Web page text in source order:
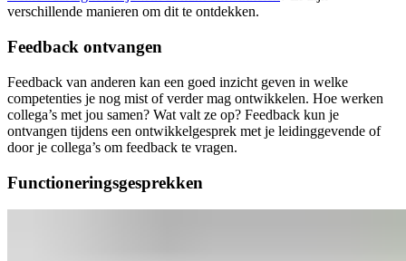
verschillende manieren om dit te ontdekken.
Feedback ontvangen
Feedback van anderen kan een goed inzicht geven in welke
competenties je nog mist of verder mag ontwikkelen. Hoe werken
collega’s met jou samen? Wat valt ze op? Feedback kun je
ontvangen tijdens een ontwikkelgesprek met je leidinggevende of
door je collega’s om feedback te vragen.
Functioneringsgesprekken